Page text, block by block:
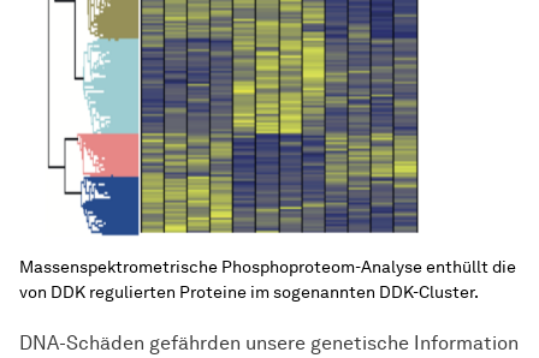
Massenspektrometrische Phosphoproteom-Analyse enthüllt die
von DDK regulierten Proteine im sogenannten DDK-Cluster.
DNA-Schäden gefährden unsere genetische Information